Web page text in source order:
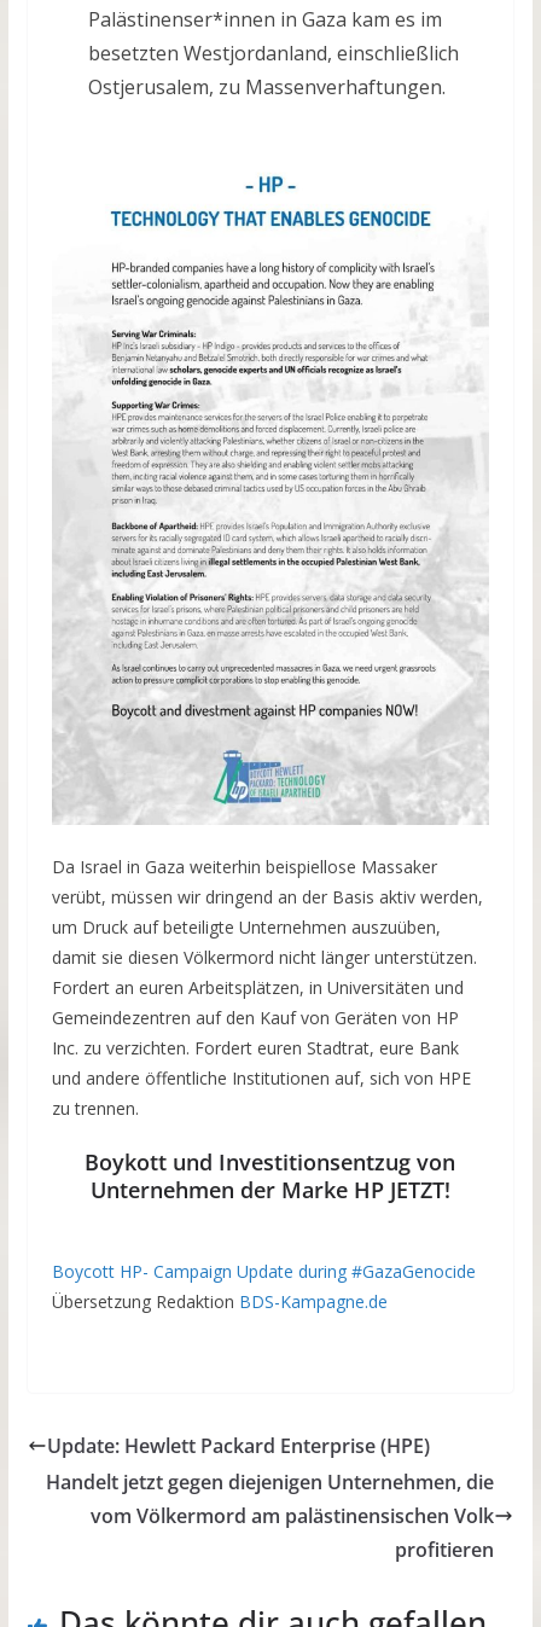
Palästinenser*innen in Gaza kam es im
besetzten Westjordanland, einschließlich
Ostjerusalem, zu Massenverhaftungen.
Da Israel in Gaza weiterhin beispiellose Massaker
verübt, müssen wir dringend an der Basis aktiv werden,
um Druck auf beteiligte Unternehmen auszuüben,
damit sie diesen Völkermord nicht länger unterstützen.
Fordert an euren Arbeitsplätzen, in Universitäten und
Gemeindezentren auf den Kauf von Geräten von HP
Inc. zu verzichten. Fordert euren Stadtrat, eure Bank
und andere öffentliche Institutionen auf, sich von HPE
zu trennen.
Boykott und Investitionsentzug von
Unternehmen der Marke HP JETZT!
Boycott HP- Campaign Update during #GazaGenocide
Übersetzung Redaktion BDS-Kampagne.de
Update: Hewlett Packard Enterprise (HPE)
Handelt jetzt gegen diejenigen Unternehmen, die
vom Völkermord am palästinensischen Volk
profitieren